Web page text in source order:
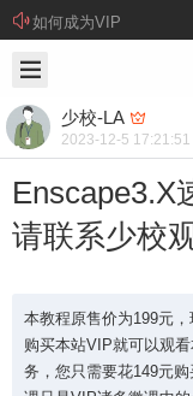
如何成为VIP
少校-LA
2023-12-5 17:21:51
Enscape3.X
请联系少校观
本教程原售价为199元
购买本站VIP就可以观
务，您只需要花149元
少校-LA @